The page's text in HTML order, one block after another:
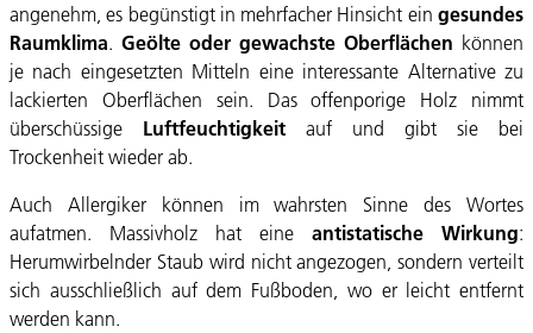
angenehm, es begünstigt in mehrfacher Hinsicht ein gesundes
Raumklima. Geölte oder gewachste Oberflächen können
je nach eingesetzten Mitteln eine interessante Alternative zu
lackierten Oberflächen sein. Das offenporige Holz nimmt
überschüssige Luftfeuchtigkeit auf und gibt sie bei
Trockenheit wieder ab.
Auch Allergiker können im wahrsten Sinne des Wortes
aufatmen. Massivholz hat eine antistatische Wirkung:
Herumwirbelnder Staub wird nicht angezogen, sondern verteilt
sich ausschließlich auf dem Fußboden, wo er leicht entfernt
werden kann.